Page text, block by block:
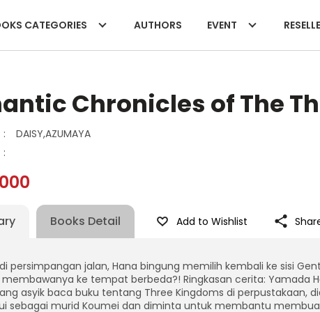
CATEGORIES AUTHORS EVENT
Chronicles of The
:
DAISY,AZUMAYA
:
Books Detail Add to Wishlist
persimpangan jalan, Hana bingung memilih kembali ke sisi
ke tempat berbeda?! Ringkasan cerita: Yamada
asyik baca buku tentang Three Kingdoms di perpustakaan,
sebagai murid Koumei dan diminta untuk membantu